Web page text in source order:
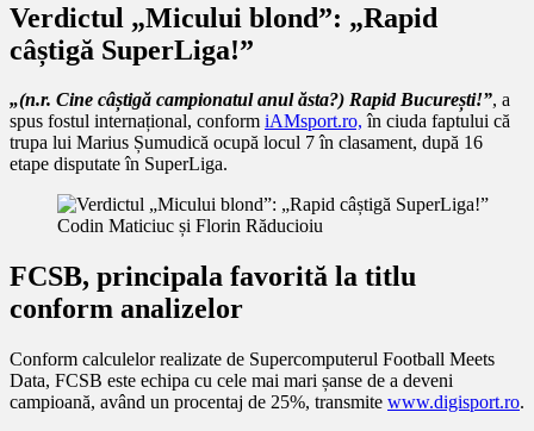
Verdictul „Micului blond”: „Rapid
câștigă SuperLiga!”
„(n.r. Cine câștigă campionatul anul ăsta?) Rapid București!”, a
spus fostul internațional, conform iAMsport.ro, în ciuda faptului că
trupa lui Marius Șumudică ocupă locul 7 în clasament, după 16
etape disputate în SuperLiga.
Codin Maticiuc și Florin Răducioiu
FCSB, principala favorită la titlu
conform analizelor
Conform calculelor realizate de Supercomputerul Football Meets
Data, FCSB este echipa cu cele mai mari șanse de a deveni
campioană, având un procentaj de 25%, transmite www.digisport.ro.